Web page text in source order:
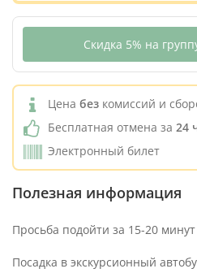
Скидка 5% на
Цена без комиссий и
Бесплатная отмена за 24
Электронный билет
Полезная информация
Просьба подойти за 15-20
Посадка в экскурсионный